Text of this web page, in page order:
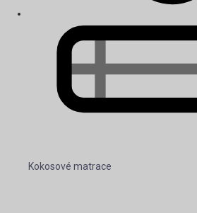
Kokosové matrace